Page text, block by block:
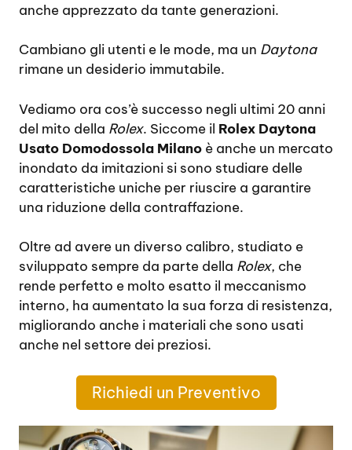
anche apprezzato da tante generazioni.
Cambiano gli utenti e le mode, ma un Daytona
rimane un desiderio immutabile.
Vediamo ora cos’è successo negli ultimi 20 anni
del mito della Rolex. Siccome il Rolex Daytona
Usato Domodossola Milano è anche un mercato
inondato da imitazioni si sono studiare delle
caratteristiche uniche per riuscire a garantire
una riduzione della contraffazione.
Oltre ad avere un diverso calibro, studiato e
sviluppato sempre da parte della Rolex, che
rende perfetto e molto esatto il meccanismo
interno, ha aumentato la sua forza di resistenza,
migliorando anche i materiali che sono usati
anche nel settore dei preziosi.
Richiedi un Preventivo